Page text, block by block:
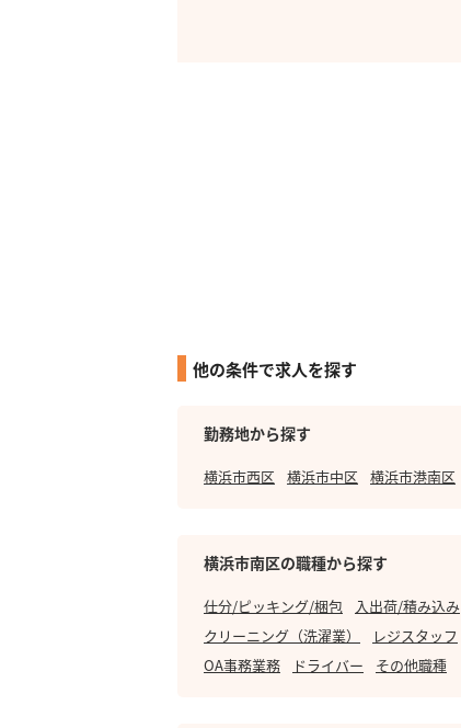
他の条件で求人を探す
勤務地から探す
横浜市西区 横浜市中区 横浜市港南区
横浜市南区の職種から探す
仕分/ピッキング/梱包 入出荷/積み込み
クリーニング（洗濯業）
レジスタッフ
OA事務業務
ドライバー その他職種